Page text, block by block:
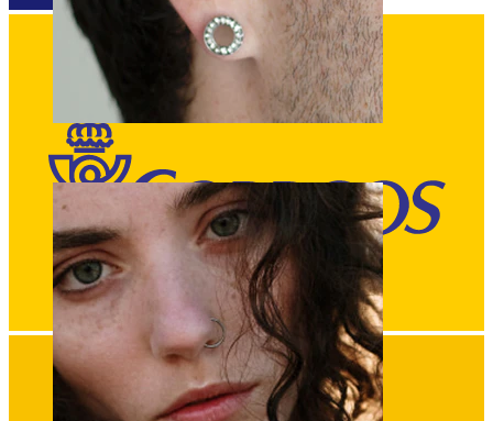
Dilataciones